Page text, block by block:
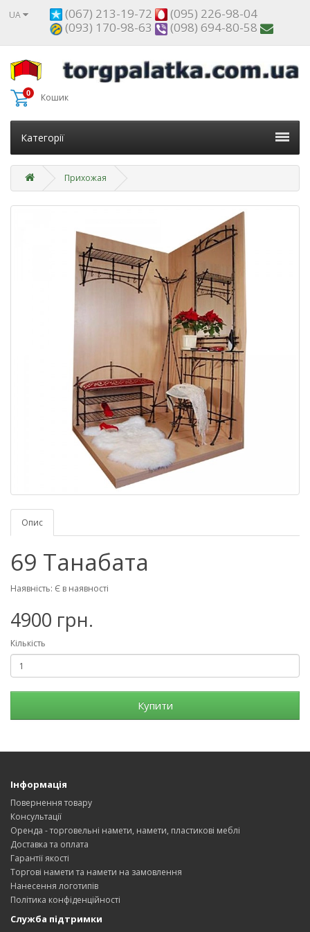
UA (067) 213-19-72
(095) 226-98-04
(093) 170-98-63
(098) 694-80-58
0 Кошик
Категорії
Прихожая
Опис
69 Танабата
Наявність: Є в наявності
4900 грн.
Кількість
Купити
Інформація
Повернення товару
Консультації
Оренда - торговельні намети, намети, пластикові меблі
Доставка та оплата
Гарантії якості
Торгові намети та намети на замовлення
Нанесення логотипів
Політика конфіденційності
Служба підтримки